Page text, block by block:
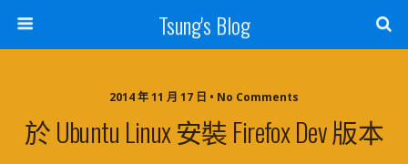
Tsung's Blog
2014 年 11 月 17 日 • No Comments
於 Ubuntu Linux 安裝 Firefox Dev 版本